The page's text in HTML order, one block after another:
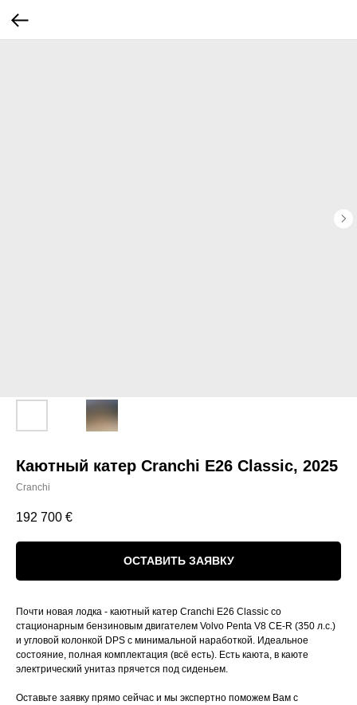
Каютный катер Cranchi E26 Classiс, 2025
Cranchi
192 700 €
ОСТАВИТЬ ЗАЯВКУ
Почти новая лодка - каютный катер Cranchi E26 Classiс со
стационарным бензиновым двигателем Volvo Penta V8 CE-R (350 л.с.)
и угловой колонкой DPS с минимальной наработкой. Идеальное
состояние, полная комплектация (всё есть). Есть каюта, в каюте
электрический унитаз прячется под сиденьем.
Оставьте заявку прямо сейчас и мы экcпертно поможем Вам с